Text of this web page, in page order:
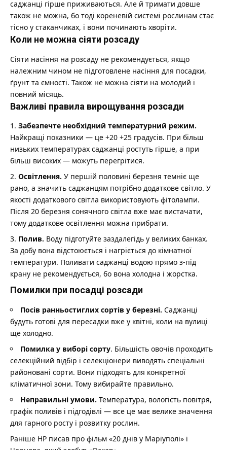
саджанці гірше приживаються. Але й тримати довше
також не можна, бо тоді кореневій системі рослинам стає
тісно у стаканчиках, і вони починають хворіти.
Коли не можна сіяти розсаду
Сіяти насіння на розсаду не рекомендується, якщо
належним чином не підготовлене насіння для посадки,
ґрунт та ємності. Також не можна сіяти на молодий і
повний місяць.
Важливі правила вирощування розсади
Забезпечте необхідний температурний режим.
Найкращі показники — це +20 +25 градусів. При більш
низьких температурах саджанці ростуть гірше, а при
більш високих — можуть перегрітися.
Освітлення. У першій половині березня темніє ще
рано, а значить саджанцям потрібно додаткове світло. У
якості додаткового світла використовують фітолампи.
Після 20 березня сонячного світла вже має вистачати,
тому додаткове освітлення можна прибрати.
Полив. Воду підготуйте заздалегідь у великих банках.
За добу вона відстоюється і нагріється до кімнатної
температури. Поливати саджанці водою прямо з-під
крану не рекомендується, бо вона холодна і жорстка.
Помилки при посадці розсади
Посів ранньостиглих сортів у березні. Саджанці
будуть готові для пересадки вже у квітні, коли на вулиці
ще холодно.
Помилка у виборі сорту. Більшість овочів проходить
селекційний відбір і селекціонери виводять спеціальні
районовані сорти. Вони підходять для конкретної
кліматичної зони. Тому вибирайте правильно.
Неправильні умови. Температура, вологість повітря,
графік поливів і підгодівлі — все це має велике значення
для гарного росту і розвитку рослин.
Раніше НР писав про фільм «20 днів у Маріуполі» і